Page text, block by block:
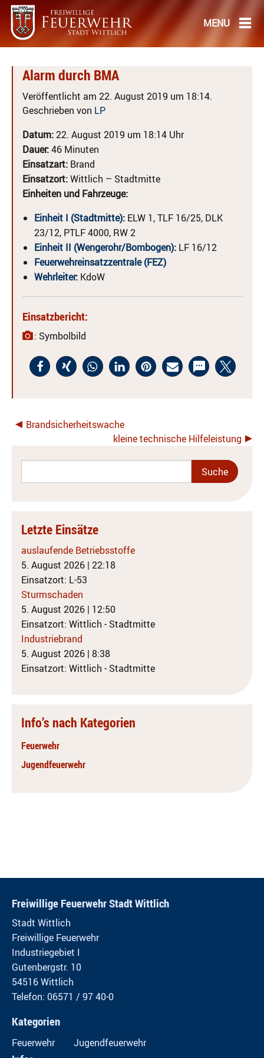
Alarm durch BMA
Veröffentlicht am 22. August 2019 um 18:14.
Geschrieben von LP
Datum:22. August 2019 um 18:14 Uhr
Dauer:46 Minuten
Einsatzart: Brand
Einsatzort:Wittlich – Stadtmitte
Einheiten und Fahrzeuge:
Einheit I (Stadtmitte): ELW 1, TLF 16/25, DLK
23/12, PTLF 4000, RW 2
Einheit II (Wengerohr/Bombogen): LF 16/12
Feuerwehreinsatzzentrale (FEZ)
Wehrleiter: KdoW
Einsatzbericht:
: Symbolbild
Brandsicherheitswache
kleine technische Hilfeleistung
Letzte Einsätze
auslaufende Betriebsstoffe
5. August 2026 | 22:18
Einsatzort: L-53
Sturmschaden
5. August 2026 | 12:50
Einsatzort: Wittlich - Stadtmitte
Industriebrand
5. August 2026 | 8:38
Einsatzort: Wittlich - Stadtmitte
Info’s nach Kategorien
Feuerwehr
Jugendfeuerwehr
Freiwillige Feuerwehr Stadt Wittlich
Stadt Wittlich
Freiwillige Feuerwehr
Industriegebiet I
Gutenbergstr. 10
54516 Wittlich
Telefon: 06571 / 97 40-0
Kategorien
Feuerwehr Jugendfeuerwehr